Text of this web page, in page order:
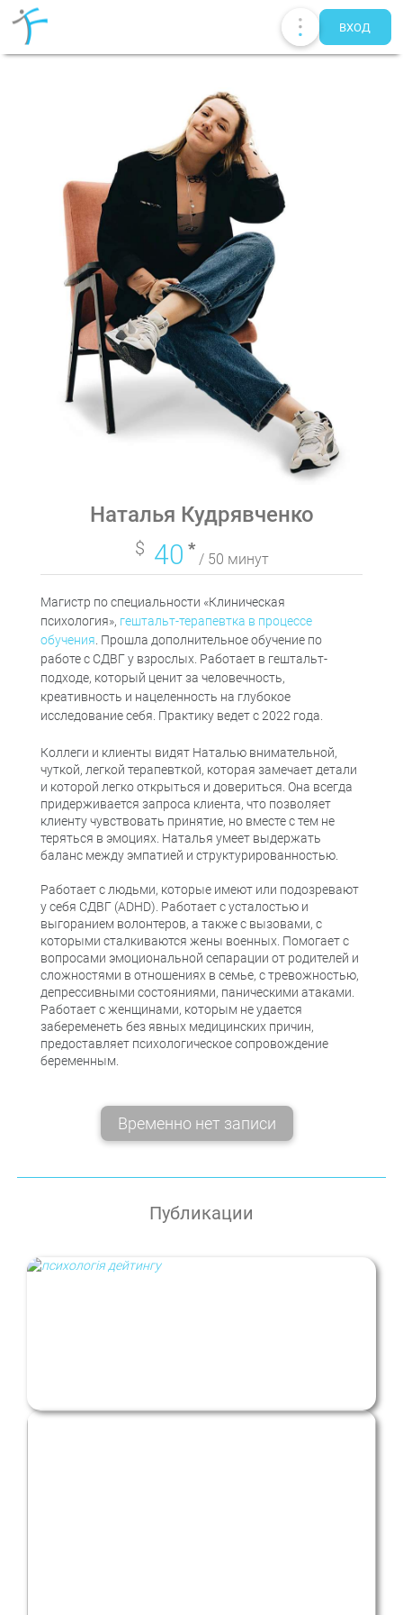
Публикации
Терапевты
UA ENRU
ВХОД
Наталья Кудрявченко
$ 40*
/ 50 минут
Магистр по специальности «Клиническая
психология», гештальт-терапевтка в процессе
обучения . Прошла дополнительное обучение по
работе с СДВГ у взрослых. Работает в гештальт-
подходе, который ценит за человечность,
креативность и нацеленность на глубокое
исследование себя. Практику ведет с 2022 года.
Коллеги и клиенты видят Наталью внимательной,
чуткой, легкой терапевткой, которая замечает детали
и которой легко открыться и довериться. Она всегда
придерживается запроса клиента, что позволяет
клиенту чувствовать принятие, но вместе с тем не
теряться в эмоциях. Наталья умеет выдержать
баланс между эмпатией и структурированностью.
Работает с людьми, которые имеют или подозревают
у себя СДВГ (ADHD). Работает с усталостью и
выгоранием волонтеров, а также с вызовами, с
которыми сталкиваются жены военных. Помогает с
вопросами эмоциональной сепарации от родителей и
сложностями в отношениях в семье, с тревожностью,
депрессивными состояниями, паническими атаками.
Работает с женщинами, которым не удается
забеременеть без явных медицинских причин,
предоставляет психологическое сопровождение
беременным.
Временно нет записи
Публикации